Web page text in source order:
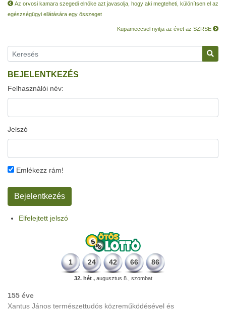
Az orvosi kamara szegedi elnöke azt javasolja, hogy aki megteheti, különítsen el az
egészségügyi ellátására egy összeget
Kupameccsel nyitja az évet az SZRSE
BEJELENTKEZÉS
Felhasználói név:
Jelszó
Emlékezz rám!
Elfelejtett jelszó
1 24 42 66 86
32. hét ,augusztus 8., szombat
155 éve
Xantus János természettudós közreműködésével és